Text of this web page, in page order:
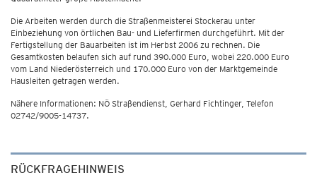
Die Arbeiten werden durch die Straßenmeisterei Stockerau unter
Einbeziehung von örtlichen Bau- und Lieferfirmen durchgeführt. Mit der
Fertigstellung der Bauarbeiten ist im Herbst 2006 zu rechnen. Die
Gesamtkosten belaufen sich auf rund 390.000 Euro, wobei 220.000 Euro
vom Land Niederösterreich und 170.000 Euro von der Marktgemeinde
Hausleiten getragen werden.
Nähere Informationen: NÖ Straßendienst, Gerhard Fichtinger, Telefon
02742/9005-14737.
RÜCKFRAGEHINWEIS